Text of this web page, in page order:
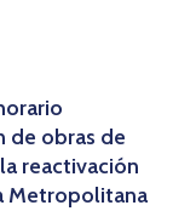
de obras de
reactivación
Metropolitana